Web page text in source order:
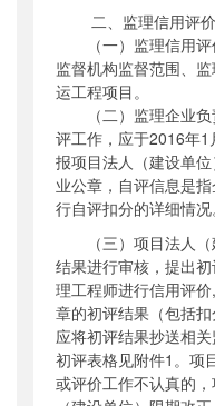
二、监理信用评
（一）监理信用评
监督机构监督范围、
运工程项目。
（二）监理企业负
评工作，应于2016年1
报项目法人（建设单
业公章，自评信息是
行自评扣分的详细情况
（三）项目法人
结果进行审核，提出
理工程师进行信用评价,
章的初评结果（包括
应将初评结果抄送相
初评表格见附件1 。项
或评价工作不认真的